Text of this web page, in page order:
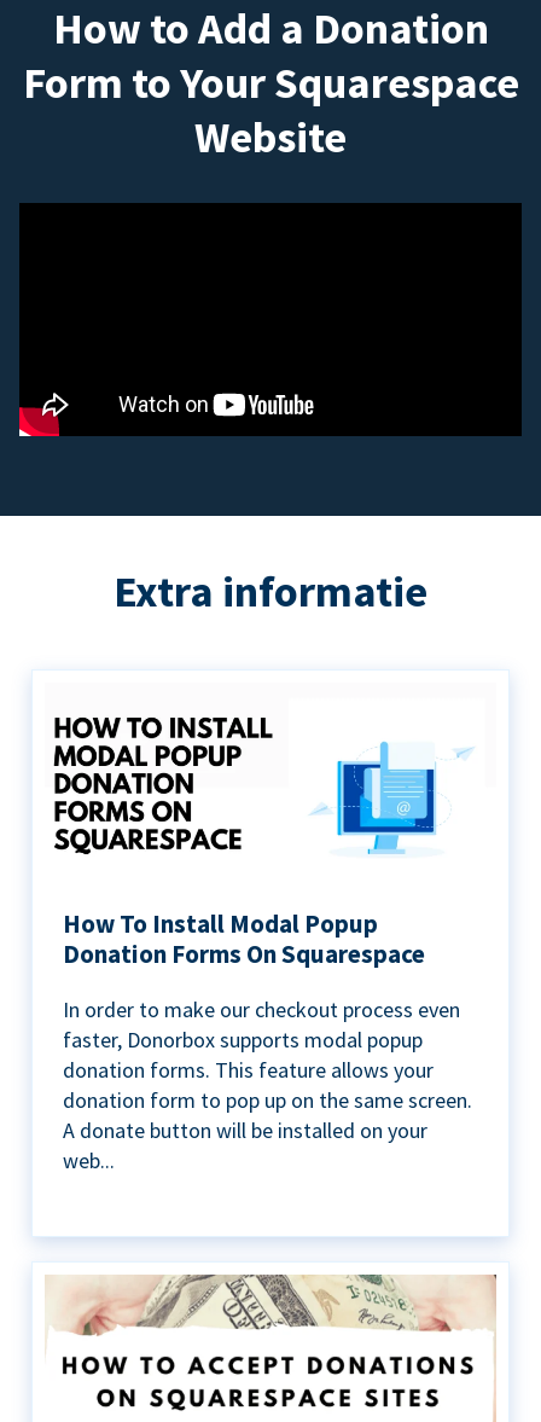
How to Add a Donation
Form to Your Squarespace
Website
Extra informatie
How To Install Modal Popup
Donation Forms On Squarespace
In order to make our checkout process even
faster, Donorbox supports modal popup
donation forms. This feature allows your
donation form to pop up on the same screen.
A donate button will be installed on your
web...